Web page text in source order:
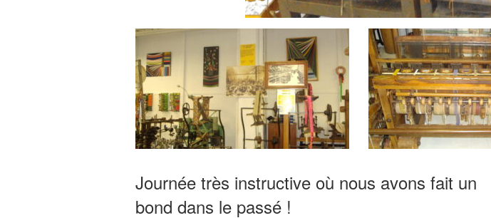
Journée très instructive où nous avons fait un
bond dans le passé !